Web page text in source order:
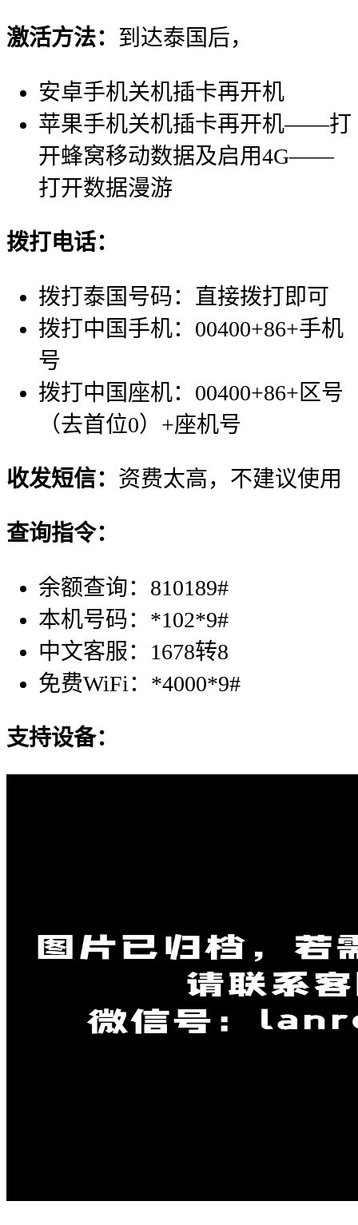
激活方法： 到达泰国后，
安卓手机关机插卡再开机
苹果手机关机插卡再开机——打
开蜂窝移动数据及启用4G——
打开数据漫游
拨打电话：
拨打泰国号码：直接拨打即可
拨打中国手机：00400+86+手机
号
拨打中国座机：00400+86+区号
（去首位0）+座机号
收发短信： 资费太高，不建议使用
查询指令：
余额查询：810189#
本机号码：*102*9#
中文客服：1678转8
免费WiFi：*4000*9#
支持设备：